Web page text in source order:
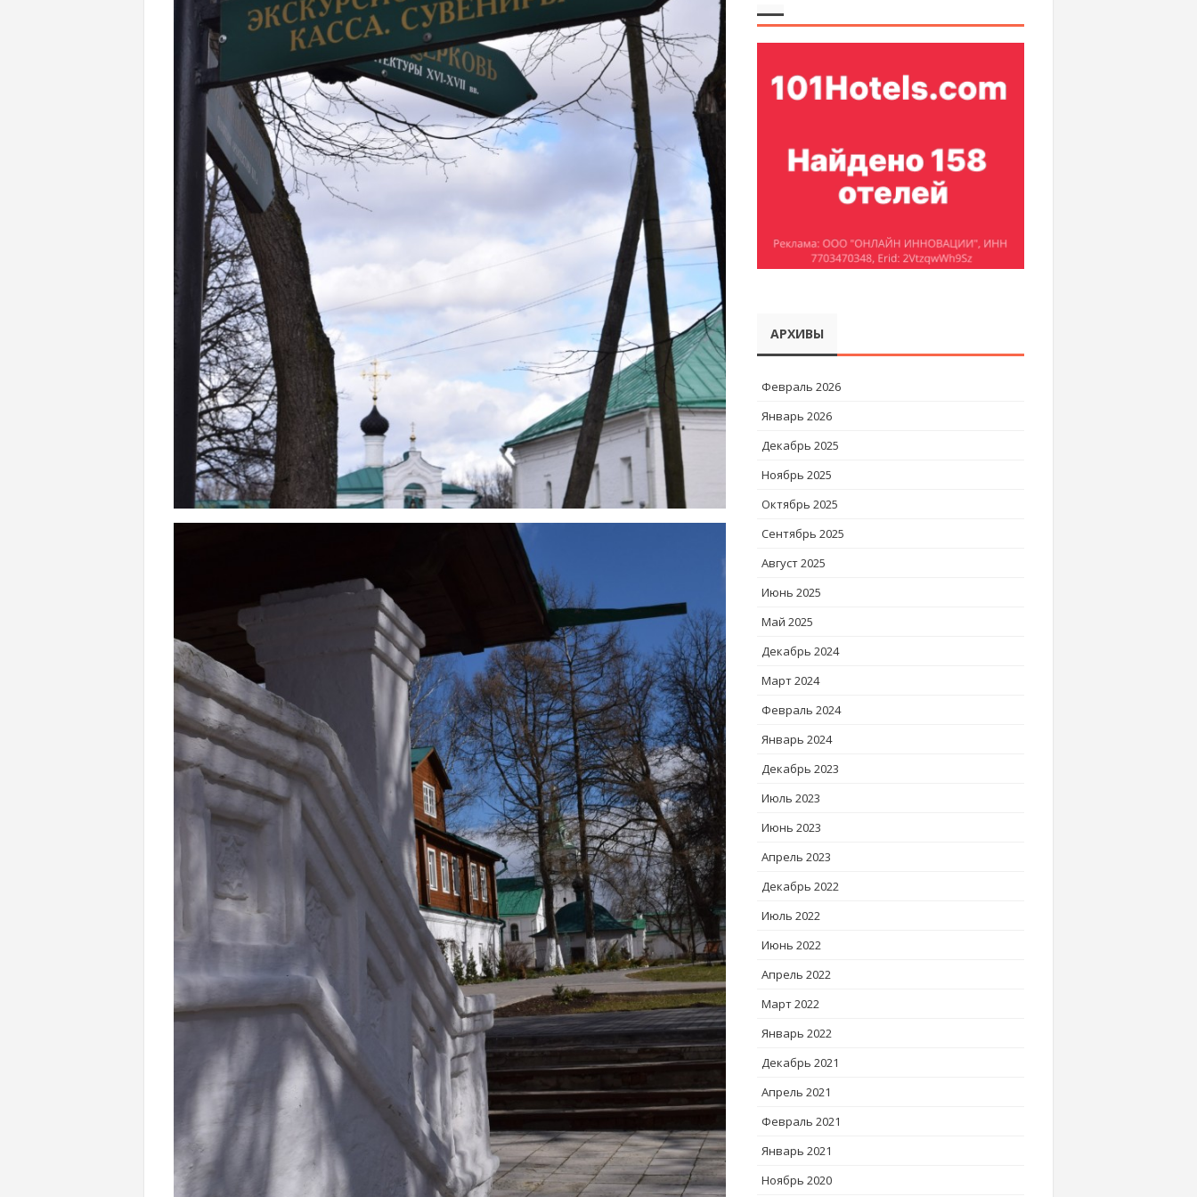
АРХИВЫ
Февраль 2026
Январь 2026
Декабрь 2025
Ноябрь 2025
Октябрь 2025
Сентябрь 2025
Август 2025
Июнь 2025
Май 2025
Декабрь 2024
Март 2024
Февраль 2024
Январь 2024
Декабрь 2023
Июль 2023
Июнь 2023
Апрель 2023
Декабрь 2022
Июль 2022
Июнь 2022
Апрель 2022
Март 2022
Январь 2022
Декабрь 2021
Апрель 2021
Февраль 2021
Январь 2021
Ноябрь 2020